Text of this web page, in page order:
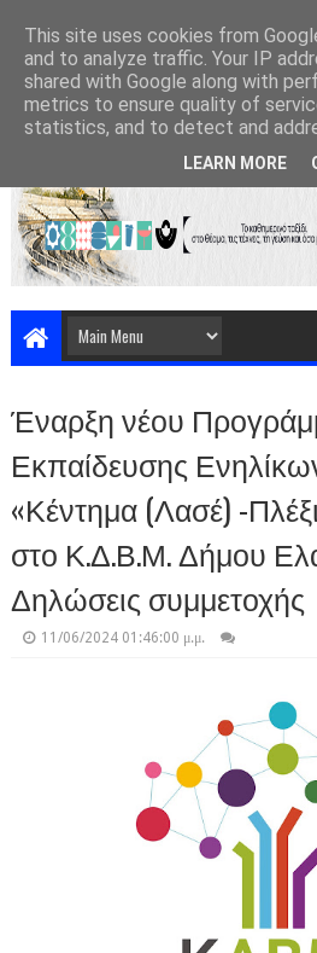
Έναρξη νέου
Εκπαίδευσης
«Κέντημα (Λασέ) -
στο Κ.Δ.Β.Μ. Δήμου
Δηλώσεις συμμετοχής
11/06/2024 01:46:00 μ.μ.
This site uses cookies from
and to analyze traffic. Your IP
shared with Google along with
metrics to ensure quality of
statistics, and to detect and
LEARN MORE